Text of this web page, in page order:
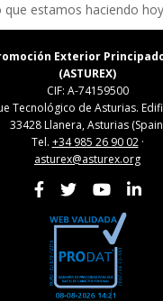
que estamos haciendo
Exterior
(ASTUREX)
CIF: A-74159500
Tecnológico de Asturias.
33428 Llanera, Asturias
Tel. +34 985 26 90 02·
asturex@asturex.org